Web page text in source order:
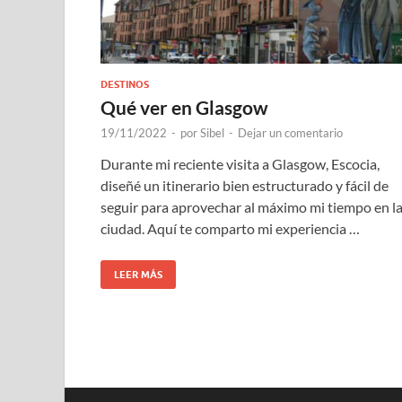
DESTINOS
Qué ver en Glasgow
19/11/2022 - porSibel - Dejar un comentario
Durante mi reciente visita a Glasgow, Escocia,
diseñé un itinerario bien estructurado y fácil de
seguir para aprovechar al máximo mi tiempo en la
ciudad. Aquí te comparto mi experiencia …
LEER MÁS